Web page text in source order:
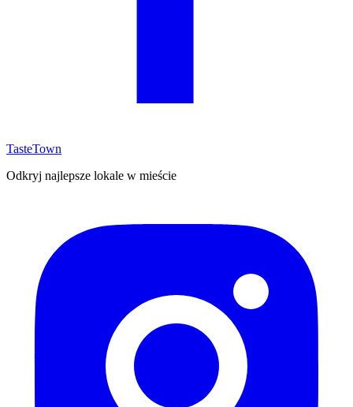
TasteTown
Odkryj najlepsze lokale w mieście